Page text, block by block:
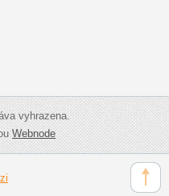
vyhrazena.
Webnode